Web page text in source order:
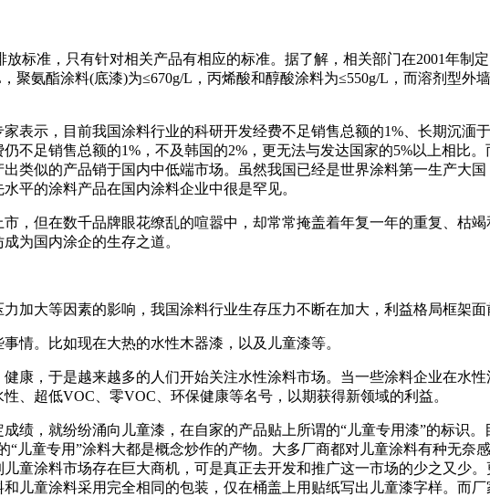
标准，只有针对相关产品有相应的标准。据了解，相关部门在2001年制
聚氨酯涂料(底漆)为≤670g/L，丙烯酸和醇酸涂料为≤550g/L，而溶剂型外
表示，目前我国涂料行业的科研开发经费不足销售总额的1%、长期沉
不足销售总额的1%，不及韩国的2%，更无法与发达国家的5%以上相比
类似的产品销于国内中低端市场。虽然我国已经是世界涂料第一生产大
平的涂料产品在国内涂料企业中很是罕见。
，但在数千品牌眼花缭乱的喧嚣中，却常常掩盖着年复一年的重复、枯
为国内涂企的生存之道。
加大等因素的影响，我国涂料行业生存压力不断在加大，利益格局框架
情。比如现在大热的水性木器漆，以及儿童漆等。
康，于是越来越多的人们开始关注水性涂料市场。当一些涂料企业在水
、超低VOC、零VOC、环保健康等名号，以期获得新领域的利益。
绩，就纷纷涌向儿童漆，在自家的产品贴上所谓的“儿童专用漆”的标识
“儿童专用”涂料大都是概念炒作的产物。大多厂商都对儿童涂料有种无奈
童涂料市场存在巨大商机，可是真正去开发和推广这一市场的少之又少
儿童涂料采用完全相同的包装，仅在桶盖上用贴纸写出儿童漆字样。而